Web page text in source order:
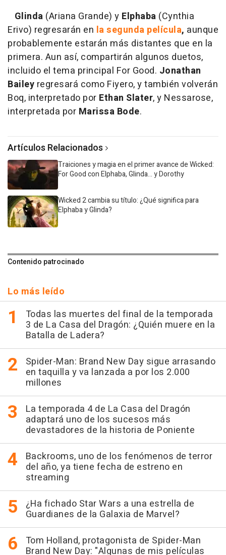
Glinda (Ariana Grande) y Elphaba (Cynthia
Erivo) regresarán en la segunda película, aunque
probablemente estarán más distantes que en la
primera. Aun así, compartirán algunos duetos,
incluido el tema principal For Good. Jonathan
Bailey regresará como Fiyero, y también volverán
Boq, interpretado por Ethan Slater, y Nessarose,
interpretada por Marissa Bode.
Artículos Relacionados
Traiciones y magia en el primer avance de Wicked:
For Good con Elphaba, Glinda... y Dorothy
Wicked 2 cambia su título: ¿Qué significa para
Elphaba y Glinda?
Contenido patrocinado
Lo más leído
Todas las muertes del final de la temporada
3 de La Casa del Dragón: ¿Quién muere en la
Batalla de Ladera?
Spider-Man: Brand New Day sigue arrasando
en taquilla y va lanzada a por los 2.000
millones
La temporada 4 de La Casa del Dragón
adaptará uno de los sucesos más
devastadores de la historia de Poniente
Backrooms, uno de los fenómenos de terror
del año, ya tiene fecha de estreno en
streaming
¿Ha fichado Star Wars a una estrella de
Guardianes de la Galaxia de Marvel?
Tom Holland, protagonista de Spider-Man
Brand New Day: "Algunas de mis películas